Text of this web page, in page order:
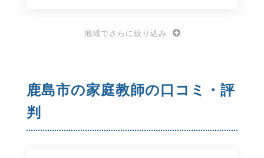
地域でさらに絞り込み
鹿島市の家庭教師の口コミ・評
判